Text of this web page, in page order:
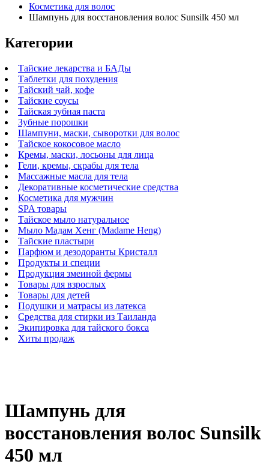
Косметика для волос
Шампунь для восстановления волос Sunsilk 450 мл
Категории
Тайские лекарства и БАДы
Таблетки для похудения
Тайский чай, кофе
Тайские соусы
Тайская зубная паста
Зубные порошки
Шампуни, маски, сыворотки для волос
Тайское кокосовое масло
Кремы, маски, лосьоны для лица
Гели, кремы, скрабы для тела
Массажные масла для тела
Декоративные косметические средства
Косметика для мужчин
SPA товары
Тайское мыло натуральное
Мыло Мадам Хенг (Madame Heng)
Тайские пластыри
Парфюм и дезодоранты Кристалл
Продукты и специи
Продукция змеиной фермы
Товары для взрослых
Товары для детей
Подушки и матрасы из латекса
Средства для стирки из Таиланда
Экипировка для тайского бокса
Хиты продаж
Шампунь для
восстановления волос Sunsilk
450 мл